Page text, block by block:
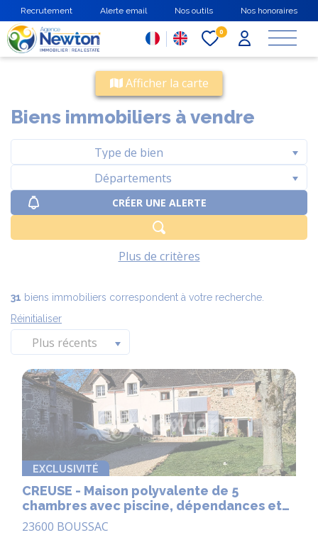
Aller
contenu
principal
Recrutement Alerte email Nos outils Nos honoraires
0
Biens immobiliers à vendre
Plus de critères
31 biens immobiliers correspondent à votre recherche.
Réinitialiser
Plus récents
EXCLUSIVITÉ
CREUSE - Maison polyvalente de 5
chambres avec piscine, dépendances et
possibilité d'aménager un gîte
23600 BOUSSAC
Afficher la carte